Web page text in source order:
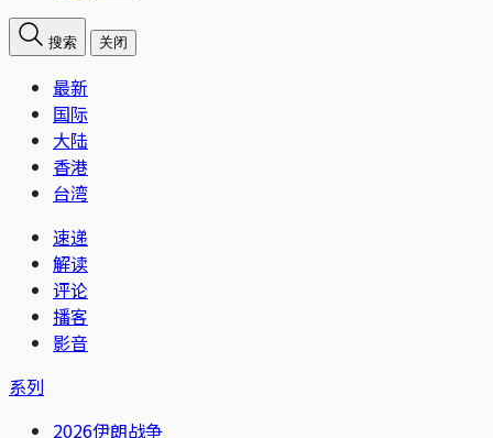
搜索 关闭
最新
国际
大陆
香港
台湾
速递
解读
评论
播客
影音
系列
2026伊朗战争